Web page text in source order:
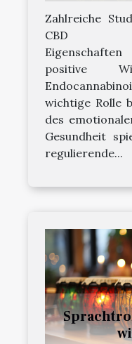
Zahlreiche
CBD
positive
wichtige Rolle
des
Gesundheit
regulierende...